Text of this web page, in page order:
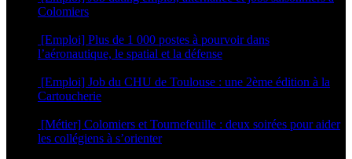
Colomiers
[Emploi] Plus de 1 000 postes à pourvoir dans
l’aéronautique, le spatial et la défense
[Emploi] Job du CHU de Toulouse : une 2ème édition à la
Cartoucherie
[Métier] Colomiers et Tournefeuille : deux soirées pour aider
les collégiens à s’orienter